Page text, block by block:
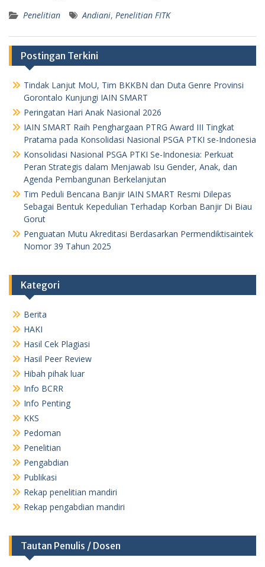
Penelitian Andiani, Penelitian FITK
Postingan Terkini
Tindak Lanjut MoU, Tim BKKBN dan Duta Genre Provinsi
Gorontalo Kunjungi IAIN SMART
Peringatan Hari Anak Nasional 2026
IAIN SMART Raih Penghargaan PTRG Award III Tingkat
Pratama pada Konsolidasi Nasional PSGA PTKI se-Indonesia
Konsolidasi Nasional PSGA PTKI Se-Indonesia: Perkuat
Peran Strategis dalam Menjawab Isu Gender, Anak, dan
Agenda Pembangunan Berkelanjutan
Tim Peduli Bencana Banjir IAIN SMART Resmi Dilepas
Sebagai Bentuk Kepedulian Terhadap Korban Banjir Di Biau
Gorut
Penguatan Mutu Akreditasi Berdasarkan Permendiktisaintek
Nomor 39 Tahun 2025
Kategori
Berita
HAKI
Hasil Cek Plagiasi
Hasil Peer Review
Hibah pihak luar
Info BCRR
Info Penting
KKS
Pedoman
Penelitian
Pengabdian
Publikasi
Rekap penelitian mandiri
Rekap pengabdian mandiri
Tautan Penulis / Dosen